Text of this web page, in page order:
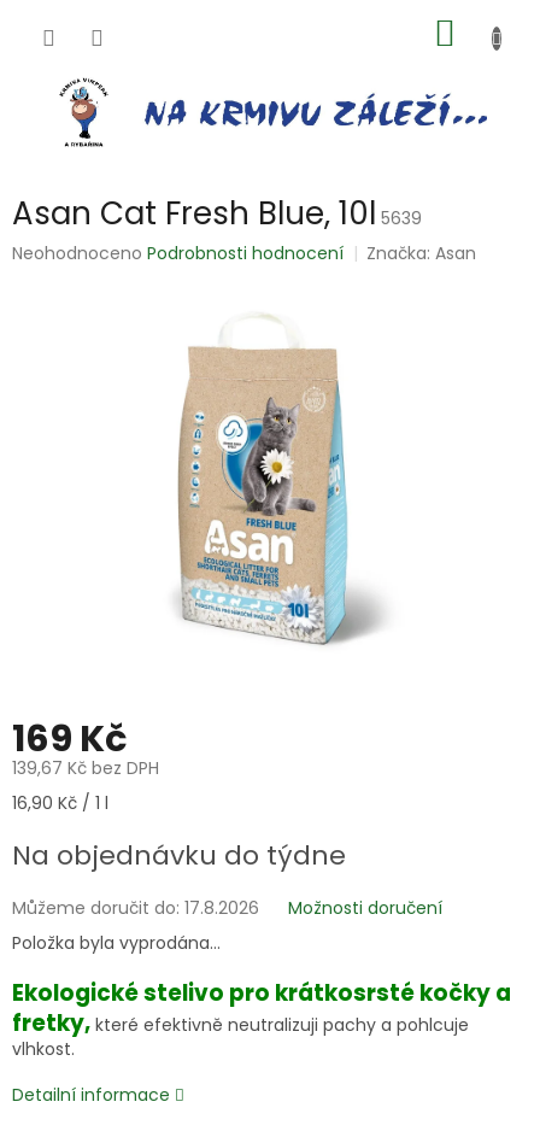
KOŠÍK
Asan Cat Fresh Blue, 10l 5639
Průměrné
Neohodnoceno Podrobnosti hodnocení Značka:Asan
169 Kč
139,67 Kč bez DPH
Měrná
16,90 Kč / 1 l
Na objednávku do týdne
Můžeme doručit do: 17.8.2026
Možnosti doručení
Položka byla vyprodána…
Ekologické stelivo pro krátkosrsté kočky a
fretky, které efektivně neutralizuji pachy a pohlcuje
vlhkost.
Detailní informace